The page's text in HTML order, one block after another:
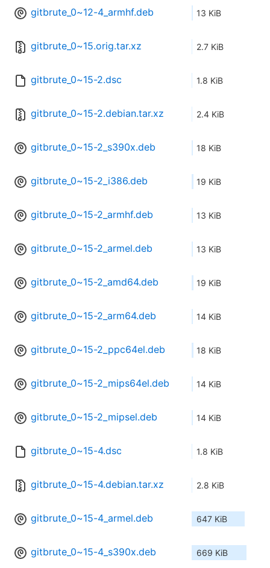
gitbrute_0~12-4_armhf.deb 13 KiB
gitbrute_0~15.orig.tar.xz 2.7 KiB
gitbrute_0~15-2.dsc 1.8 KiB
gitbrute_0~15-2.debian.tar.xz 2.4 KiB
gitbrute_0~15-2_s390x.deb 18 KiB
gitbrute_0~15-2_i386.deb 19 KiB
gitbrute_0~15-2_armhf.deb 13 KiB
gitbrute_0~15-2_armel.deb 13 KiB
gitbrute_0~15-2_amd64.deb 19 KiB
gitbrute_0~15-2_arm64.deb 14 KiB
gitbrute_0~15-2_ppc64el.deb 18 KiB
gitbrute_0~15-2_mips64el.deb 14 KiB
gitbrute_0~15-2_mipsel.deb 14 KiB
gitbrute_0~15-4.dsc 1.8 KiB
gitbrute_0~15-4.debian.tar.xz 2.8 KiB
gitbrute_0~15-4_armel.deb 647 KiB
gitbrute_0~15-4_s390x.deb 669 KiB